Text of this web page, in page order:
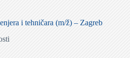
i tehničara (m/ž) – Zagreb